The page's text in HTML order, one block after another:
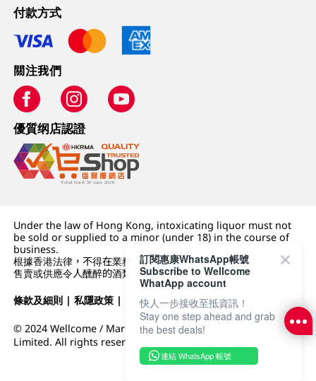
付款方式
關注我們
優質纲店認證
Under the law of Hong Kong, intoxicating liquor must not
be sold or supplied to a minor (under 18) in the course of
business.
根據香港法律，不得在業務過程中，向未成年人 (18 歲以下人士)
售賣或供應令人醺醉的酒類。
條款及細則 |私隱政策 | DFI零售集團
© 2024 Wellcome / Market Place. The Dairy Farm Company
Limited. All rights reserved.
訂閱惠康WhatsApp帳號
Subscribe to Wellcome
WhatApp account
快人一步接收至抵資訊！
Stay one step ahead and grab
the best deals!
連結 WhatsApp 帳號